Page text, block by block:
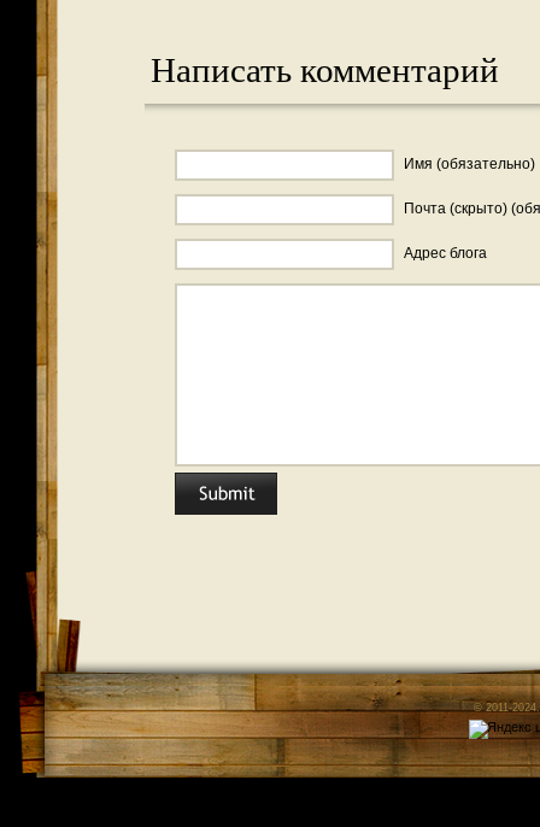
Написать комментарий
Имя (обязательно)
Почта (скрыто)
Адрес блога
© 2011-